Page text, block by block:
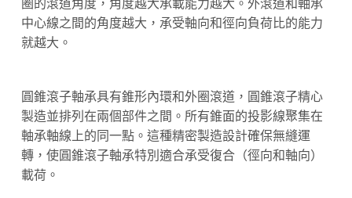
圈的滾道角度，角度越大承載能力越大。外滾道和軸承
中心線之間的角度越大，承受軸向和徑向負荷比的能力
就越大。
圓錐滾子軸承具有錐形內環和外圈滾道， 圓錐滾子精心
製造並排列在兩個部件之間。所有錐面的投影線聚集在
軸承軸線上的同一點。這種精密製造設計確保無縫運
轉，使圓錐滾子軸承特別適合承受復合（徑向和軸向）
載荷。